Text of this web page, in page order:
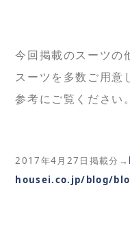
今回掲載のスーツの
スーツを多数ご用意
参考にご覧ください。
2017年4月27日掲載分→
housei.co.jp/blog/